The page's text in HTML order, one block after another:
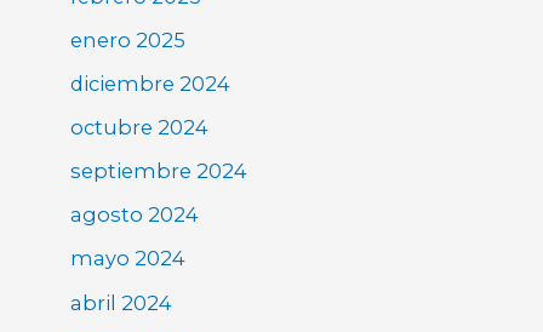
enero 2025
diciembre 2024
octubre 2024
septiembre 2024
agosto 2024
mayo 2024
abril 2024